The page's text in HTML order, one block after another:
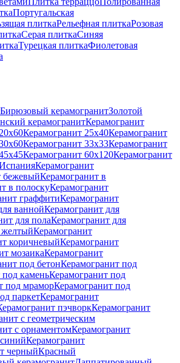
Португальская
плиткаРельефная плиткаРозовая
Серая плиткаСиняя
Турецкая плиткаФиолетовая
Бирюзовый керамогранитЗолотой
керамогранитКерамогранит
Керамогранит 25x40Керамогранит
Керамогранит 33x33Керамогранит
Керамогранит 60x120Керамогранит
Керамогранит
бежевыйКерамогранит в
в полоскуКерамогранит
граффитиКерамогранит
ваннойКерамогранит для
для полаКерамогранит для
желтыйКерамогранит
коричневыйКерамогранит
мозаикаКерамогранит
под бетонКерамогранит под
каменьКерамогранит под
под мраморКерамогранит под
паркетКерамогранит
пэчворкКерамогранит
с геометрическим
с орнаментомКерамогранит
Керамогранит
черныйКрасный